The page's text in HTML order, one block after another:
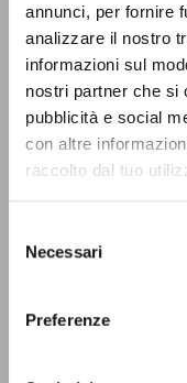
annunci, per fornire
analizzare il nostro
informazioni sul
nostri partner che si
pubblicità e social
con altre
raccolto dal tuo
delNecessari
Preferenze
Farina Renato
Giussani LuigiAuthor
German
30 Tage
Pages: 13
0